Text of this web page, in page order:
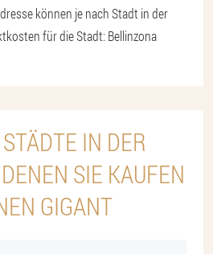
können je nach Stadt in der
für die Stadt: Bellinzona
IN DER
SIE KAUFEN
GIGANT